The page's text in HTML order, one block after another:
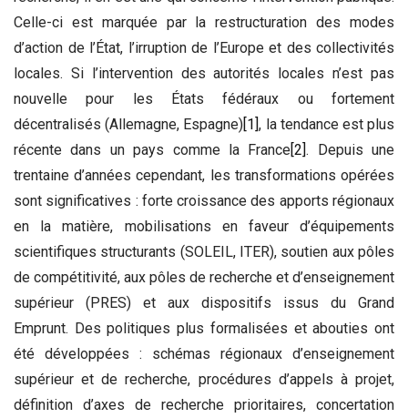
Celle-ci est marquée par la restructuration des modes
d’action de l’État, l’irruption de l’Europe et des collectivités
locales. Si l’intervention des autorités locales n’est pas
nouvelle pour les États fédéraux ou fortement
décentralisés (Allemagne, Espagne)[1], la tendance est plus
récente dans un pays comme la France[2]. Depuis une
trentaine d’années cependant, les transformations opérées
sont significatives : forte croissance des apports régionaux
en la matière, mobilisations en faveur d’équipements
scientifiques structurants (SOLEIL, ITER), soutien aux pôles
de compétitivité, aux pôles de recherche et d’enseignement
supérieur (PRES) et aux dispositifs issus du Grand
Emprunt. Des politiques plus formalisées et abouties ont
été développées : schémas régionaux d’enseignement
supérieur et de recherche, procédures d’appels à projet,
définition d’axes de recherche prioritaires, concertation